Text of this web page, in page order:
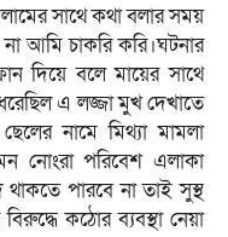
সাথে কথা বলার সময়
আমি চাকরি করি।ঘটনার
দিয়ে বলে মায়ের সাথে
এ লজ্জা মুখ দেখাতে
নামে মিথ্যা মামলা
নোংরা পরিবেশ এলাকা
পারবে না তাই সুস্থ
কঠোর ব্যবস্থা নেয়া